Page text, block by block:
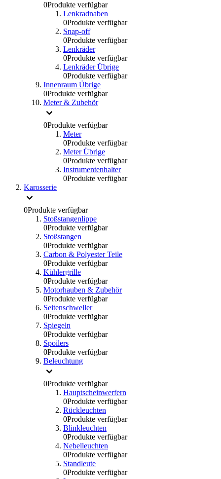
0Produkte verfügbar
Lenkradnaben
0Produkte verfügbar
Snap-off
0Produkte verfügbar
Lenkräder
0Produkte verfügbar
Lenkräder Übrige
0Produkte verfügbar
Innenraum Übrige
0Produkte verfügbar
Meter & Zubehör
0Produkte verfügbar
Meter
0Produkte verfügbar
Meter Übrige
0Produkte verfügbar
Instrumentenhalter
0Produkte verfügbar
Karosserie
0Produkte verfügbar
Stoßstangenlippe
0Produkte verfügbar
Stoßstangen
0Produkte verfügbar
Carbon & Polyester Teile
0Produkte verfügbar
Kühlergrille
0Produkte verfügbar
Motorhauben & Zubehör
0Produkte verfügbar
Seitenschweller
0Produkte verfügbar
Spiegeln
0Produkte verfügbar
Spoilers
0Produkte verfügbar
Beleuchtung
0Produkte verfügbar
Hauptscheinwerfern
0Produkte verfügbar
Rückleuchten
0Produkte verfügbar
Blinkleuchten
0Produkte verfügbar
Nebelleuchten
0Produkte verfügbar
Standleute
0Produkte verfügbar